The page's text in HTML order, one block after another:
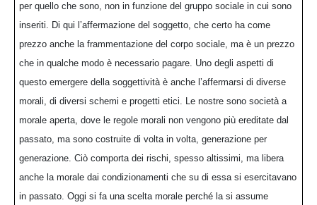
per quello che sono, non in funzione del gruppo sociale in cui sono
inseriti. Di qui l’affermazione del soggetto, che certo ha come
prezzo anche la frammentazione del corpo sociale, ma è un prezzo
che in qualche modo è necessario pagare. Uno degli aspetti di
questo emergere della soggettività è anche l’affermarsi di diverse
morali, di diversi schemi e progetti etici. Le nostre sono società a
morale aperta, dove le regole morali non vengono più ereditate dal
passato, ma sono costruite di volta in volta, generazione per
generazione. Ciò comporta dei rischi, spesso altissimi, ma libera
anche la morale dai condizionamenti che su di essa si esercitavano
in passato. Oggi si fa una scelta morale perché la si assume